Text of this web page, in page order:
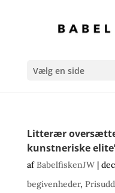
Vælg en side
Litterær
kunstneriske
afBabelfiskenJW|
begivenheder,